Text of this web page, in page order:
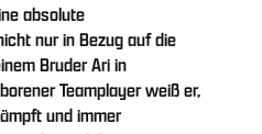
absolute
nur in Bezug auf die
Bruder Ari in
Teamplayer weiß er,
und immer